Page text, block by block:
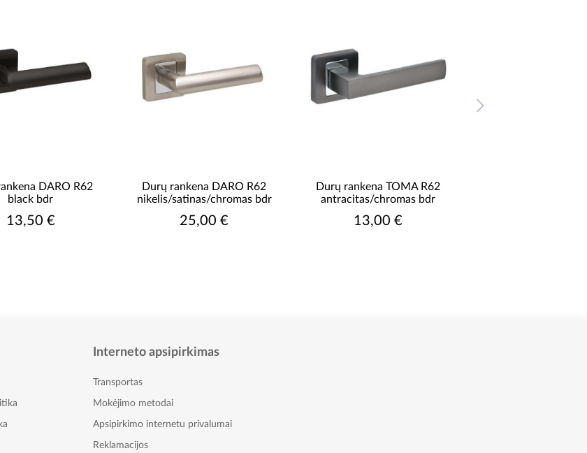
DARO R62
black bdr
13,50 €
Durų rankena DARO R62
nikelis/satinas/chromas bdr
25,00 €
Durų rankena TOMA R62
antracitas/chromas bdr
13,00 €
Interneto apsipirkimas
Transportas
Mokėjimo metodai
Apsipirkimo internetu privalumai
Reklamacijos